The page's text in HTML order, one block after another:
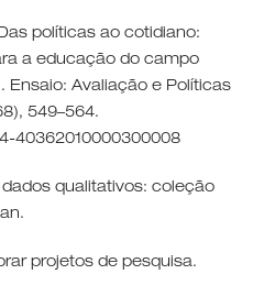
políticas ao cotidiano:
a educação do campo
Ensaio: Avaliação e Políticas
549–564.
40362010000300008
qualitativos: coleção
projetos de pesquisa.